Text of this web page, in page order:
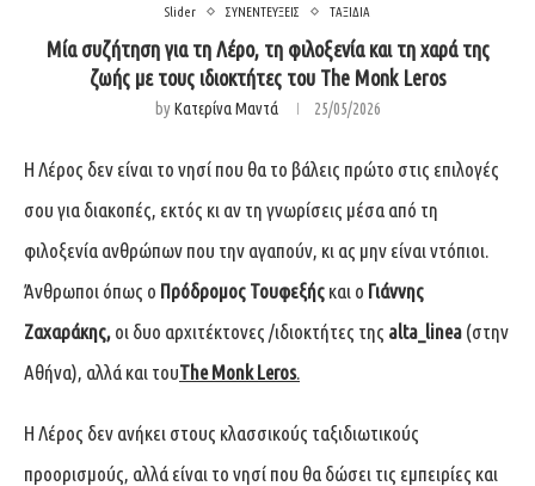
Slider ΣΥΝΕΝΤΕΥΞΕΙΣ ΤΑΞΙΔΙΑ
Μία συζήτηση για τη Λέρο, τη φιλοξενία και τη χαρά της
ζωής με τους ιδιοκτήτες του The Monk Leros
byΚατερίνα Μαντά 25/05/2026
Η Λέρος δεν είναι το νησί που θα το βάλεις πρώτο στις επιλογές
σου για διακοπές, εκτός κι αν τη γνωρίσεις μέσα από τη
φιλοξενία ανθρώπων που την αγαπούν, κι ας μην είναι ντόπιοι.
Άνθρωποι όπως ο Πρόδρομος Τουφεξής και ο Γιάννης
Ζαχαράκης, οι δυο αρχιτέκτονες /ιδιοκτήτες της alta_linea (στην
Αθήνα), αλλά και τουThe Monk Leros.
Η Λέρος δεν ανήκει στους κλασσικούς ταξιδιωτικούς
προορισμούς, αλλά είναι το νησί που θα δώσει τις εμπειρίες και